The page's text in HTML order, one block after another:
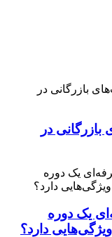
بازرگانی در
یک دوره
دارد؟